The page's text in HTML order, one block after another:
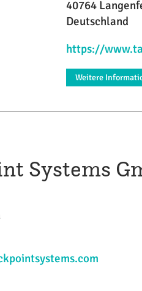
40764
Deutschland
https://
Weitere
Systems